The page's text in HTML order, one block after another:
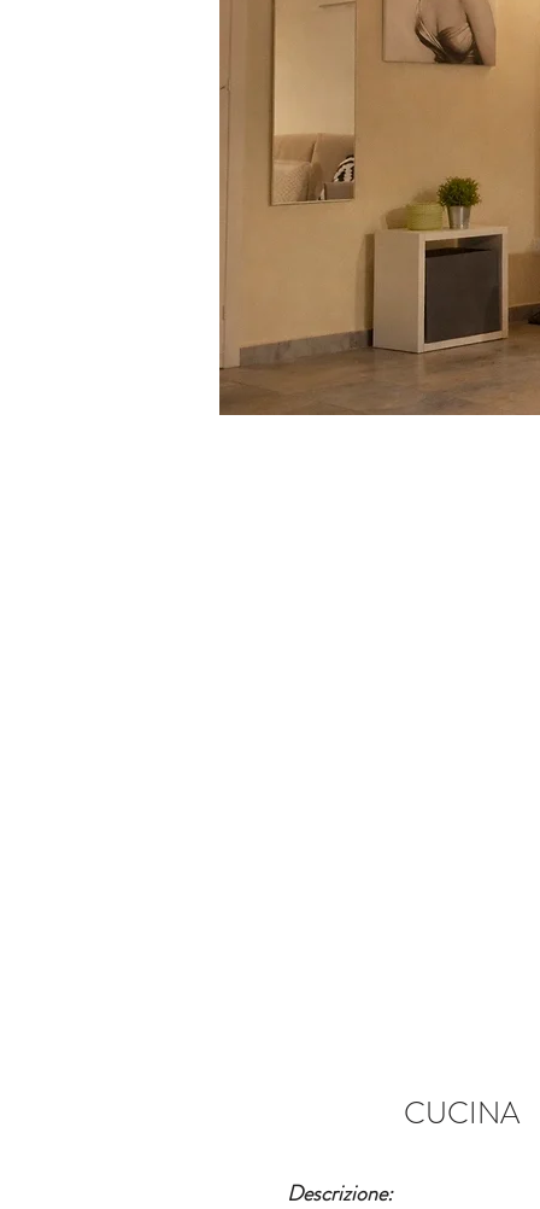
CUCINA
Descrizione: